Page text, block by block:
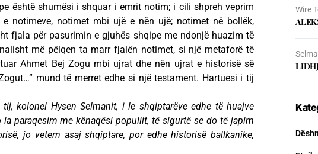
është shumësi i shquar i emrit notim; i cili shpreh veprim
notimeve, notimet mbi ujë e nën ujë; notimet në bollëk,
fjala për pasurimin e gjuhës shqipe me ndonjë huazim të
më pëlqen ta marr fjalën notimet, si një metaforë të
Ahmet Bej Zogu mbi ujrat dhe nën ujrat e historisë së
mund të merret edhe si një testament. Hartuesi i tij
kolonel Hysen Selmanit, i le shqiptarëve edhe të huajve
paraqesim me kënaqësi popullit, të sigurtë se do të japim
jo vetem asaj shqiptare, por edhe historisë ballkanike,
Wire